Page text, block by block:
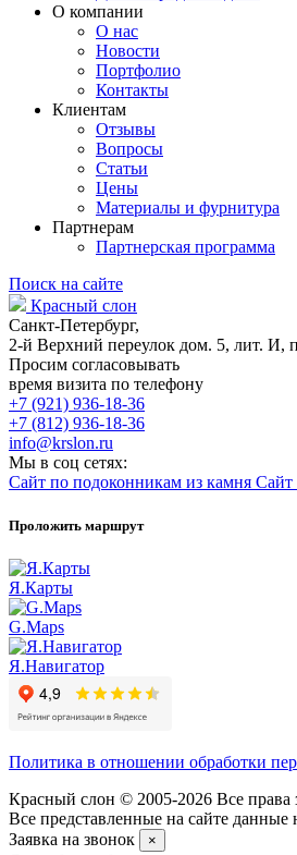
О компании
О нас
Новости
Портфолио
Контакты
Клиентам
Отзывы
Вопросы
Статьи
Цены
Материалы и фурнитура
Партнерам
Партнерская программа
Поиск на сайте
Красный слон
Санкт-Петербург,
2-й Верхний переулок дом. 5, лит. И,
Просим согласовывать
время визита по телефону
+7 (921) 936-18-36
+7 (812) 936-18-36
info@krslon.ru
Мы в соц сетях:
Сайт по подоконникам из камня Сайт
Проложить маршрут
Я.Карты
G.Maps
Я.Навигатор
Политика в отношении обработки
Красный слон © 2005-2026 Все права
Все представленные на сайте
Заявка на звонок
×